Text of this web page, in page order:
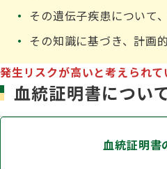
その遺伝子疾患について
その知識に基づき、計画
発生リスクが高いと考えられ
血統証明書につい
血統証明書